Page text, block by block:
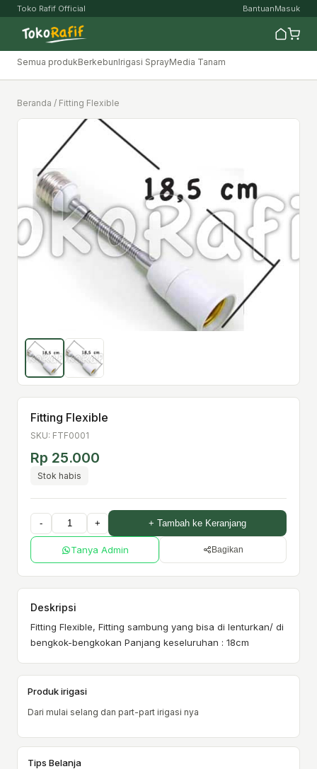
Toko Rafif Official BantuanMasuk
Semua produkBerkebunIrigasi SprayMedia Tanam
Beranda / Fitting Flexible
Fitting Flexible
SKU: FTF0001
Rp 25.000
Stok habis
- + + Tambah ke Keranjang
Tanya Admin Bagikan
Deskripsi
Fitting Flexible, Fitting sambung yang bisa di lenturkan/ di
bengkok-bengkokan Panjang keseluruhan : 18cm
Produk irigasi
Dari mulai selang dan part-part irigasi nya
Tips Belanja